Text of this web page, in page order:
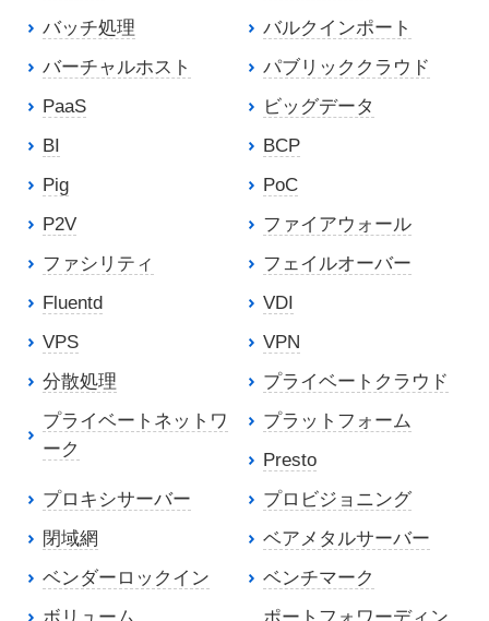
バッチ処理
バルクインポート
バーチャルホスト
パブリッククラウド
PaaS
ビッグデータ
BI
BCP
Pig
PoC
P2V
ファイアウォール
ファシリティ
フェイルオーバー
Fluentd
VDI
VPS
VPN
分散処理
プライベートクラウド
プライベートネットワ
ーク
プラットフォーム
Presto
プロキシサーバー
プロビジョニング
閉域網
ベアメタルサーバー
ベンダーロックイン
ベンチマーク